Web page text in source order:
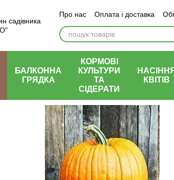
Про нас Оплата і доставка
БАЛКОННА
ГРЯДКА
КОРМОВІ
КУЛЬТУРИ
ТА
СІДЕРАТИ
НАСІННЯ
КВІТІВ